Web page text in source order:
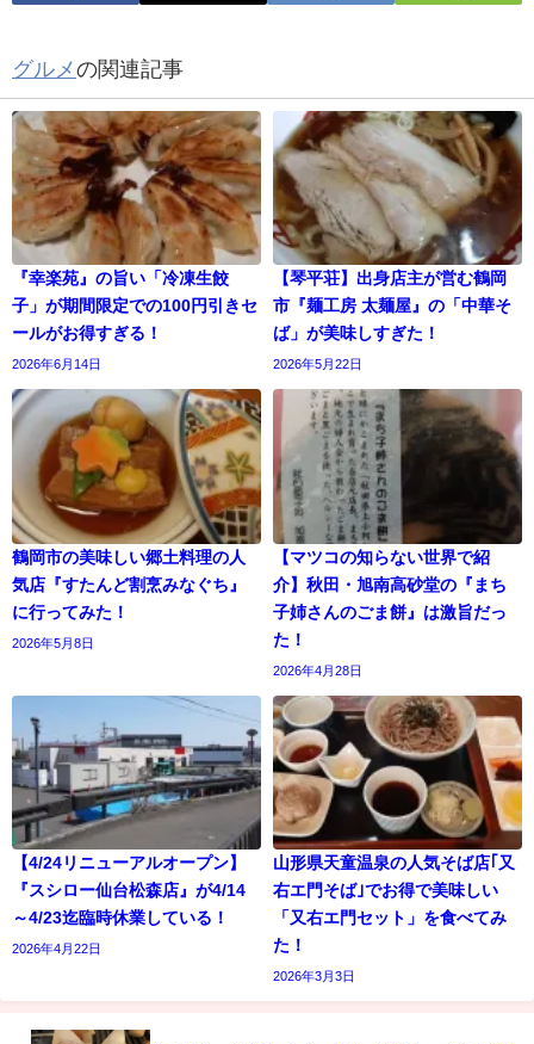
グルメの関連記事
『幸楽苑』の旨い「冷凍生餃
子」が期間限定での100円引きセ
ールがお得すぎる！
2026年6月14日
【琴平荘】出身店主が営む鶴岡
市『麺工房 太麺屋』の「中華そ
ば」が美味しすぎた！
2026年5月22日
鶴岡市の美味しい郷土料理の人
気店『すたんど割烹みなぐち』
に行ってみた！
2026年5月8日
【マツコの知らない世界で紹
介】秋田・旭南高砂堂の『まち
子姉さんのごま餅』は激旨だっ
た！
2026年4月28日
【4/24リニューアルオープン】
『スシロー仙台松森店』が4/14
～4/23迄臨時休業している！
2026年4月22日
山形県天童温泉の人気そば店｢又
右エ門そば｣でお得で美味しい
「又右エ門セット」を食べてみ
た！
2026年3月3日